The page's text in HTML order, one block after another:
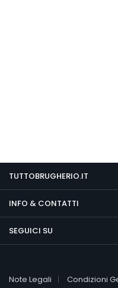
TUTTOBRUGHERIO.IT
INFO & CONTATTI
SEGUICI SU
Note Legali Condizioni